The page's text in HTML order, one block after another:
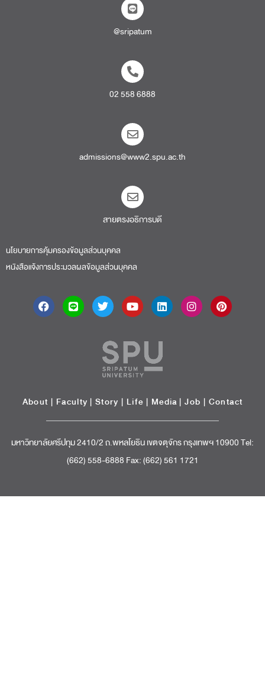
@sripatum
02 558 6888
admissions@www2.spu.ac.th
สายตรงอธิการบดี​
นโยบายการคุ้มครองข้อมูลส่วนบุคคล
หนังสือแจ้งการประมวลผลข้อมูลส่วนบุคคล
About | Faculty | Story | Life | Media |Job | Contact
มหาวิทยาลัยศรีปทุม 2410/2 ถ.พหลโยธิน เขตจตุจักร กรุงเทพฯ 10900 Tel:
(662) 558-6888 Fax: (662) 561 1721